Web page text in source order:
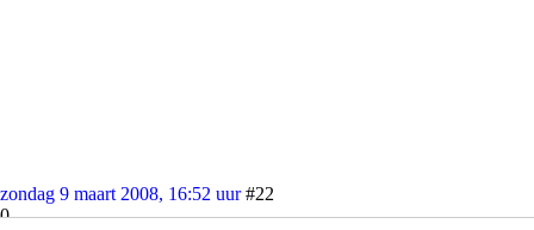
zondag 9 maart 2008, 16:52 uur #22
0